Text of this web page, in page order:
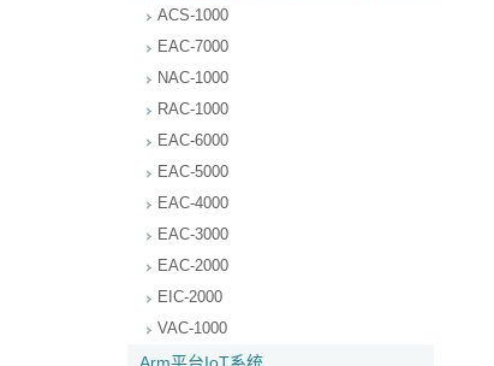
ACS-1000
EAC-7000
NAC-1000
RAC-1000
EAC-6000
EAC-5000
EAC-4000
EAC-3000
EAC-2000
EIC-2000
VAC-1000